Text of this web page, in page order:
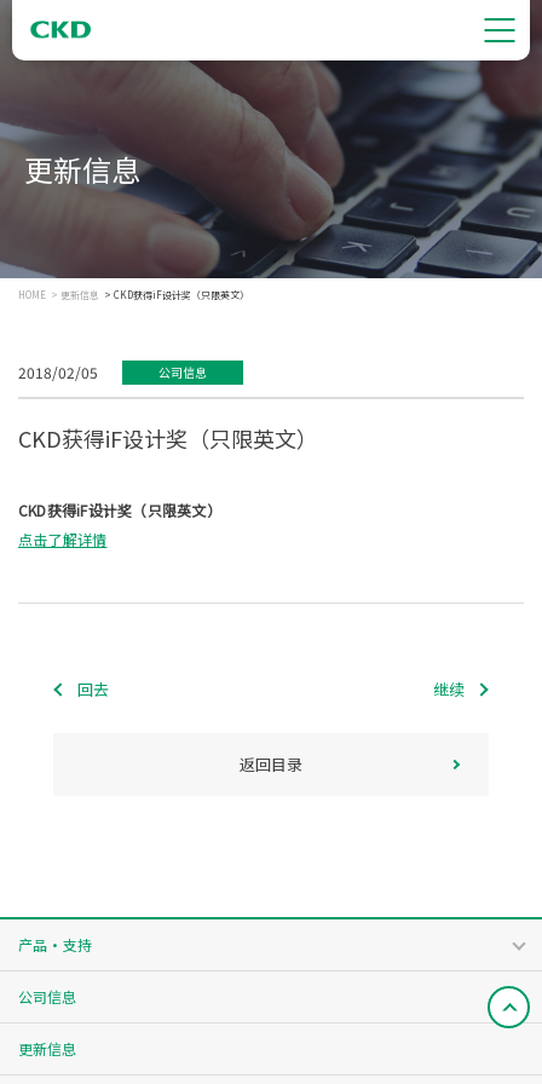
更新信息
HOME 更新信息 CKD获得iF设计奖（只限英文）
2018/02/05 公司信息
CKD获得iF设计奖（只限英文）
CKD获得iF设计奖（只限英文）
点击了解详情
回去 继续
返回目录
产品・支持
公司信息
更新信息